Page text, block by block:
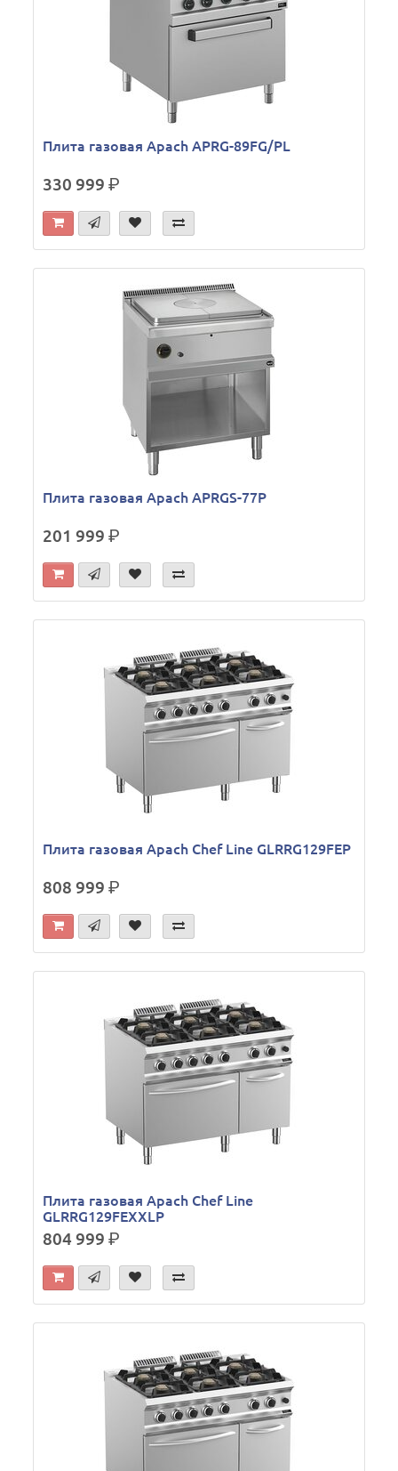
Плита газовая Apach APRG-89FG/PL
330 999р.
Плита газовая Apach APRGS-77P
201 999р.
Плита газовая Apach Chef Line GLRRG129FEP
808 999р.
Плита газовая Apach Chef Line
GLRRG129FEXXLP
804 999р.